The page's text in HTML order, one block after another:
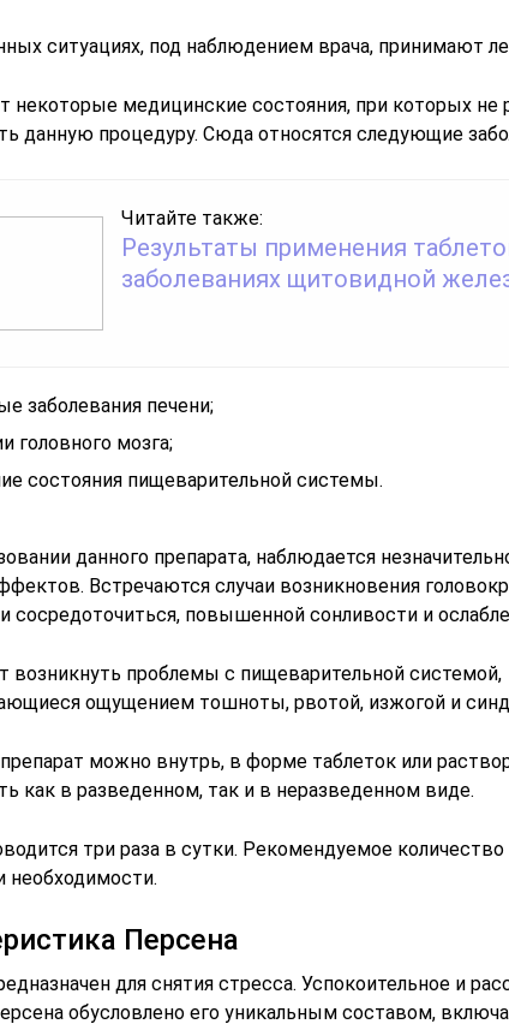
ситуациях, под наблюдением врача, принимают
некоторые медицинские состояния, при которых не
данную процедуру. Сюда относятся следующие
Читайте также:
Результаты применения
заболеваниях щитовидной
заболевания печени;
головного мозга;
состояния пищеварительной системы.
данного препарата, наблюдается
Встречаются случаи возникновения
сосредоточиться, повышенной сонливости и
возникнуть проблемы с пищеварительной системой,
ощущением тошноты, рвотой, изжогой и
можно внутрь, в форме таблеток или
как в разведенном, так и в неразведенном виде.
три раза в сутки. Рекомендуемое
необходимости.
Персена
для снятия стресса. Успокоительное и
обусловлено его уникальным составом,